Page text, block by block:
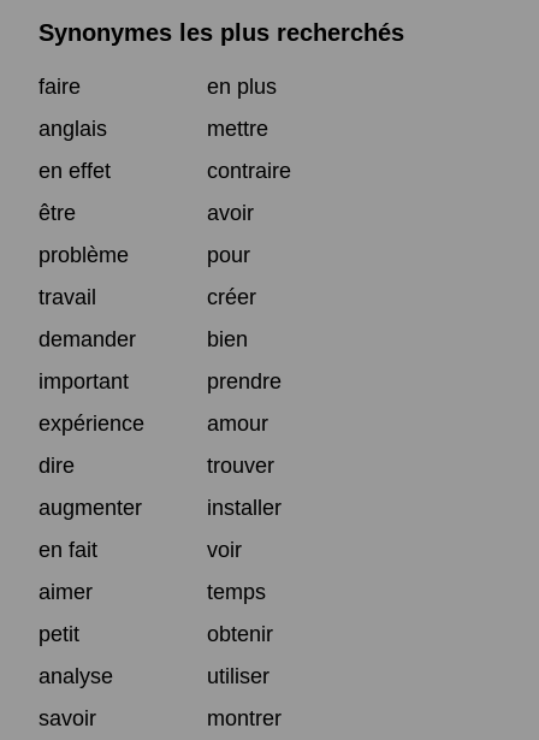
Synonymes les plus recherchés
faire
en plus
anglais
mettre
en effet
contraire
être
avoir
problème
pour
travail
créer
demander
bien
important
prendre
expérience
amour
dire
trouver
augmenter
installer
en fait
voir
aimer
temps
petit
obtenir
analyse
utiliser
savoir
montrer